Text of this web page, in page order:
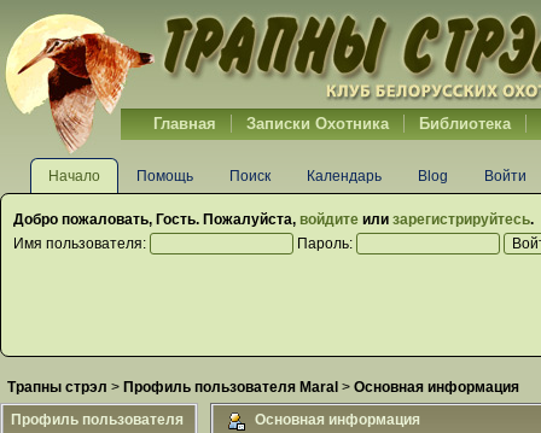
Главная Записки Охотника Библиотека
Начало Помощь Поиск Календарь Blog Войти
Добро пожаловать, Гость. Пожалуйста, войдите или зарегистрируйтесь.
Имя пользователя:
Пароль:
Трапны стрэл > Профиль пользователя Maral > Основная информация
Профиль пользователя
Основная информация